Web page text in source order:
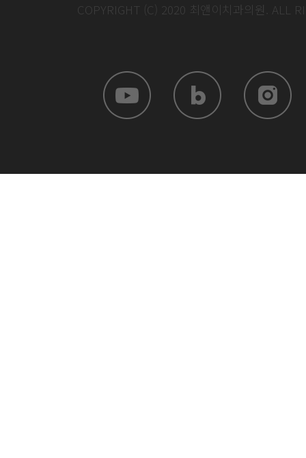
COPYRIGHT (C) 2020 최앤이치과의원. ALL